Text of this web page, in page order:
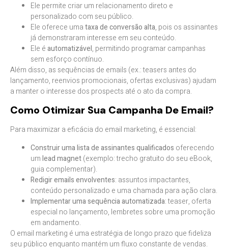
Ele permite criar um relacionamento direto e
personalizado com seu público.
Ele oferece umataxa de conversão alta, pois os assinantes
já demonstraram interesse em seu conteúdo.
Ele éautomatizável, permitindo programar campanhas
sem esforço contínuo.
Além disso, as sequências de emails (ex.: teasers antes do
lançamento, reenvios promocionais, ofertas exclusivas) ajudam
a manter o interesse dos prospects até o ato da compra.
Como Otimizar Sua Campanha De Email?
Para maximizar a eficácia do email marketing, é essencial:
Construir uma lista de assinantes qualificados oferecendo
umlead magnet(exemplo: trecho gratuito do seu eBook,
guia complementar).
Redigir emails envolventes: assuntos impactantes,
conteúdo personalizado e uma chamada para ação clara.
Implementar uma sequência automatizada: teaser, oferta
especial no lançamento, lembretes sobre uma promoção
em andamento.
O email marketing é uma estratégia de longo prazo que fideliza
seu público enquanto mantém um fluxo constante de vendas.